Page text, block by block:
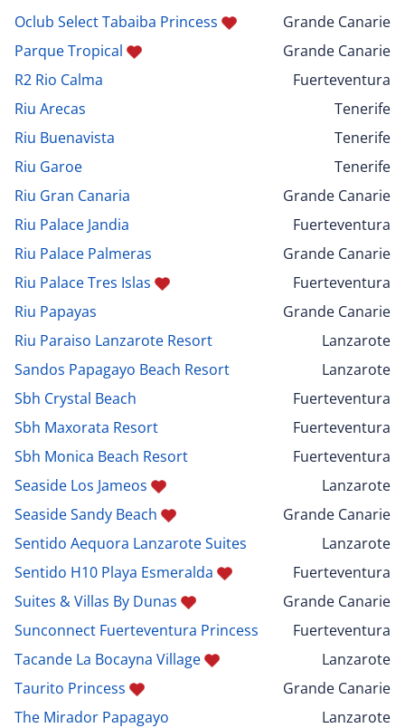
Oclub Select Tabaiba Princess
Grande Canarie
Parque Tropical
Grande Canarie
R2 Rio Calma
Fuerteventura
Riu Arecas
Tenerife
Riu Buenavista
Tenerife
Riu Garoe
Tenerife
Riu Gran Canaria
Grande Canarie
Riu Palace Jandia
Fuerteventura
Riu Palace Palmeras
Grande Canarie
Riu Palace Tres Islas
Fuerteventura
Riu Papayas
Grande Canarie
Riu Paraiso Lanzarote Resort
Lanzarote
Sandos Papagayo Beach Resort
Lanzarote
Sbh Crystal Beach
Fuerteventura
Sbh Maxorata Resort
Fuerteventura
Sbh Monica Beach Resort
Fuerteventura
Seaside Los Jameos
Lanzarote
Seaside Sandy Beach
Grande Canarie
Sentido Aequora Lanzarote Suites
Lanzarote
Sentido H10 Playa Esmeralda
Fuerteventura
Suites & Villas By Dunas
Grande Canarie
Sunconnect Fuerteventura Princess
Fuerteventura
Tacande La Bocayna Village
Lanzarote
Taurito Princess
Grande Canarie
The Mirador Papagayo
Lanzarote